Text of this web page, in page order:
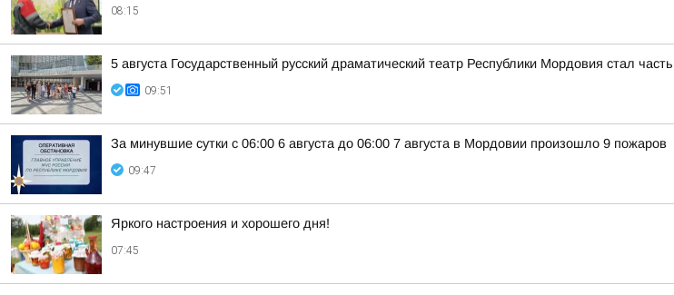
08:15
5 августа Государственный русский драматический театр Республики Мордовия стал
09:51
За минувшие сутки с 06:00 6 августа до 06:00 7 августа в Мордовии произошло 9 пожаров
09:47
Яркого настроения и хорошего дня!
07:45